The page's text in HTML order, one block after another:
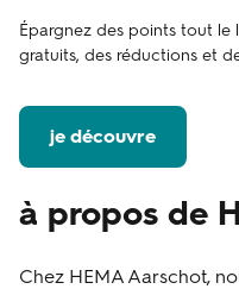
Épargnez des points tout le
gratuits, des réductions et
je découvre
à propos de
Chez HEMA Aarschot,